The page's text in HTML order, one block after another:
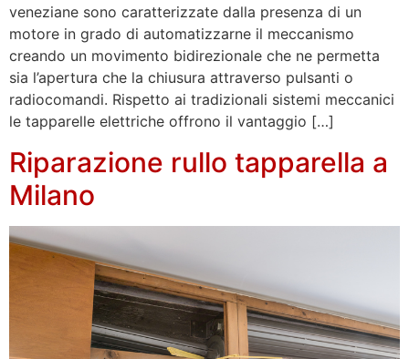
veneziane sono caratterizzate dalla presenza di un
motore in grado di automatizzarne il meccanismo
creando un movimento bidirezionale che ne permetta
sia l’apertura che la chiusura attraverso pulsanti o
radiocomandi. Rispetto ai tradizionali sistemi meccanici
le tapparelle elettriche offrono il vantaggio […]
Riparazione rullo tapparella a
Milano